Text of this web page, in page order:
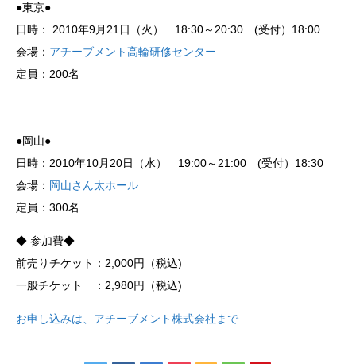
●東京●
日時： 2010年9月21日（火） 18:30～20:30 (受付）18:00
会場： アチーブメント高輪研修センター
定員：200名
●岡山●
日時：2010年10月20日（水） 19:00～21:00 (受付）18:30
会場： 岡山さん太ホール
定員：300名
◆ 参加費◆
前売りチケット：2,000円（税込)
一般チケット ：2,980円（税込)
お申し込みは、アチーブメント株式会社まで